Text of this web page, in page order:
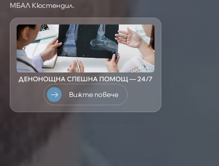
МБАЛ Кюстендил.
ДЕНОНОЩНА СПЕШНА ПОМОЩ — 24/7
Вижте повече